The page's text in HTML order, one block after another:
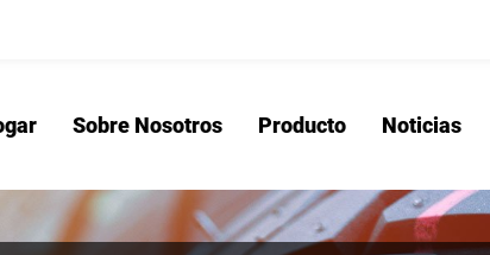
Sobre Nosotros Producto Noticias